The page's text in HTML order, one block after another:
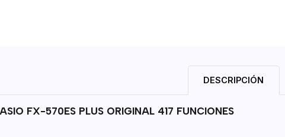
DESCRIPCIÓN
FX-570ES PLUS ORIGINAL 417 FUNCIONES